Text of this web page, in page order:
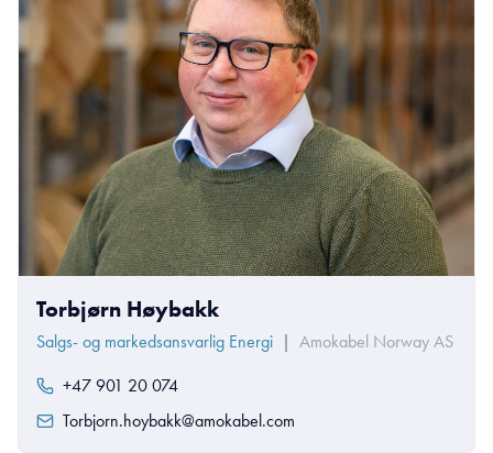
Torbjørn Høybakk
Salgs- og markedsansvarlig Energi | Amokabel Norway AS
+47 901 20 074
Torbjorn.hoybakk@amokabel.com